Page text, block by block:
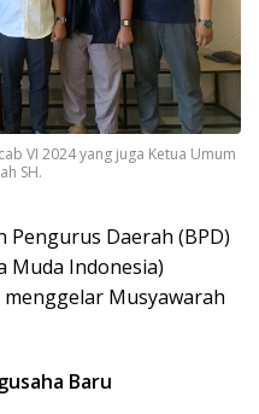
VI 2024 yang juga Ketua Umum
SH.
Pengurus Daerah (BPD)
Muda Indonesia)
Musyawarah
Baru